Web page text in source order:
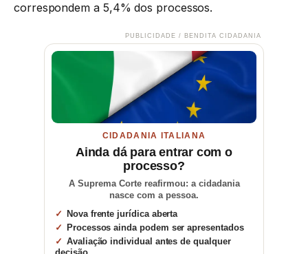
correspondem a 5,4% dos processos.
PUBLICIDADE / BENDITA CIDADANIA
CIDADANIA ITALIANA
Ainda dá para entrar com o
processo?
A Suprema Corte reafirmou: a cidadania
nasce com a pessoa.
Nova frente jurídica aberta
Processos ainda podem ser apresentados
Avaliação individual antes de qualquer